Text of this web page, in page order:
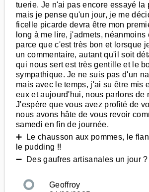
tuerie. Je n'ai pas encore essayé la
mais je pense qu'un jour, je me
ficelle picarde devra être mon
long à me lire, j'admets, néanmoins
parce que c'est très bon et lorsque
un commentaire, autant qu'il soit
qui nous sert est très gentille et le
sympathique. Je ne suis pas d'un
mais avec le temps, j'ai su être mis
eux et aujourd'hui, nous parlons de
J'espère que vous avez profité de
nous avons hâte de vous revoir
samedi en fin de journée.
➕ Le chausson aux pommes, le
le pudding !!
➖ Des gaufres artisanales un jour ?
Geoffroy